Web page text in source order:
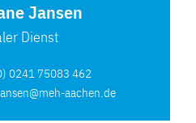
Jansen
Dienst
0241 75083 462
aachen.de